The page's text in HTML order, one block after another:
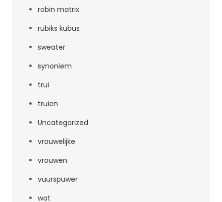
robin matrix
rubiks kubus
sweater
synoniem
trui
truien
Uncategorized
vrouwelijke
vrouwen
vuurspuwer
wat